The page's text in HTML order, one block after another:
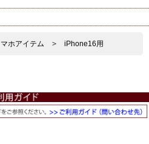
マホアイテム > iPhone16用